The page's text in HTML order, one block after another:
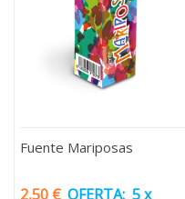
Fuente Mariposas
2,50 € OFERTA: 5 x